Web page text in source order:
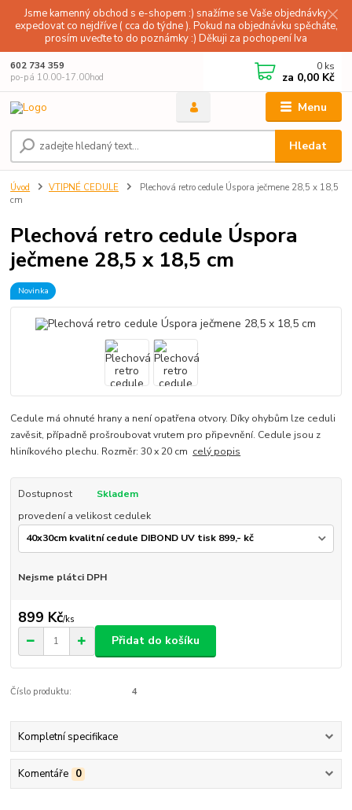
Jsme kamenný obchod s e-shopem :) snažíme se Vaše objednávky
expedovat co nejdříve ( cca do týdne ). Pokud na objednávku spěcháte,
prosím uveďte to do poznámky :) Děkuji za pochopení Iva
Menu
Hledat
602 734 359
po-pá 10.00-17.00hod
0 ks
za 0,00 Kč
Úvod VTIPNÉ CEDULE
Plechová retro cedule Úspora ječmene 28,5 x 18,5
cm
Plechová retro cedule Úspora
ječmene 28,5 x 18,5 cm
Novinka
Cedule má ohnuté hrany a není opatřena otvory. Díky ohybům lze ceduli
zavěsit, případně prošroubovat vrutem pro připevnění. Cedule jsou z
hliníkového plechu. Rozměr: 30 x 20 cm celý popis
Dostupnost
Skladem
provedení a velikost cedulek
Nejsme plátci DPH
899 Kč/ks
Přidat do košíku
Číslo produktu: 4
Kompletní specifikace
Komentáře 0